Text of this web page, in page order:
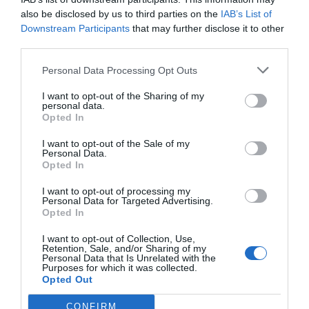
also be disclosed by us to third parties on the IAB’s List of
Downstream Participants that may further disclose it to other
Personal Data Processing Opt Outs
I want to opt-out of the Sharing of my
personal data.
Opted In
I want to opt-out of the Sale of my
Personal Data.
Opted In
I want to opt-out of processing my
Personal Data for Targeted Advertising.
Opted In
I want to opt-out of Collection, Use,
Retention, Sale, and/or Sharing of my
Personal Data that Is Unrelated with the
Purposes for which it was collected.
Opted Out
CONFIRM
AfegirVIA Empresacom a font preferida de
Google de forma gratuïta
Estigues informat amb les últimes notícies d'actualitat
RELACIONADES